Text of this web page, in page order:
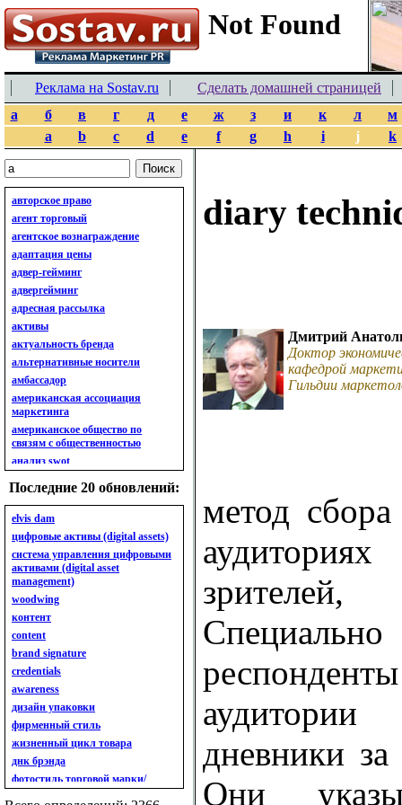
Реклама на Sostav.ru
Сделать домашней страницей
а
б в г д е ж з и к л
м
a
b c d e f g h i j k
авторское право
агент торговый
агентское вознаграждение
адаптация цены
адвер-гейминг
адвергейминг
адресная рассылка
активы
актуальность бренда
альтернативные носители
амбассадор
американская ассоциация
маркетинга
американское общество по
связям с общественностью
анализ swot
анализ бизнес-портфеля
анализ имиджа
анализ кластерный
анализ конкурентов
анализ кросс-культурных
особенностей
анализ мак кинси «7s»
анализ макросистемы
анализ маркетинговый
анализ рынка
анализ ситуационный
анализ экспертный
индивидуальный
анкета
ассортимент
ассортимент товарный.
планирование товарного
ассортимента
ассортимент. глубина
Последние 20 обновлений:
elvis dam
цифровые активы (digital assets)
система управления цифровыми
активами (digital asset
management)
woodwing
контент
content
brand signature
credentials
awareness
дизайн упаковки
фирменный стиль
жизненный цикл товара
днк брэнда
фотостиль торговой марки/
линейки продукции
diary
Дмитрий
Доктор
кафедрой
Гильдии
метод
дневники за
Они